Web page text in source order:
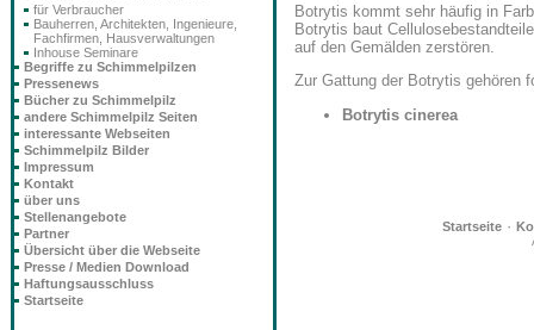
Botrytis kommt sehr häufig in
Botrytis baut
auf den Gemälden zerstören.
Zur Gattung der Botrytis gehören
Botrytis cinerea
Startseite·
für Verbraucher
Bauherren, Architekten, Ingenieure,
Fachfirmen, Hausverwaltungen
Inhouse Seminare
Begriffe zu Schimmelpilzen
Pressenews
Bücher zu Schimmelpilz
andere Schimmelpilz Seiten
interessante Webseiten
Schimmelpilz Bilder
Impressum
Kontakt
über uns
Stellenangebote
Partner
Übersicht über die Webseite
Presse / Medien Download
Haftungsausschluss
Startseite